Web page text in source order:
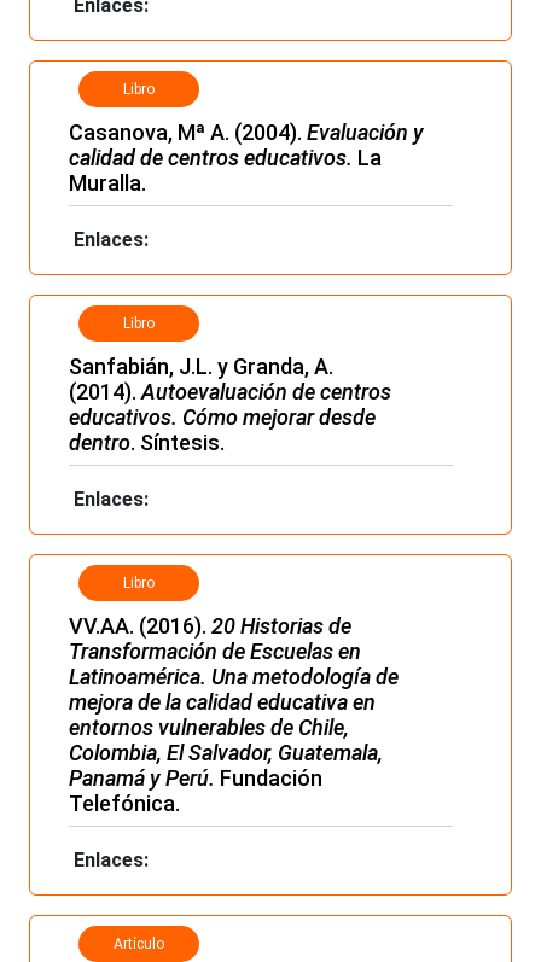
Enlaces:
Libro
Casanova, Mª A. (2004). Evaluación y
calidad de centros educativos. La
Muralla.
Enlaces:
Libro
Sanfabián, J.L. y Granda, A.
(2014).Autoevaluación de centros
educativos. Cómo mejorar desde
dentro. Síntesis.
Enlaces:
Libro
VV.AA. (2016). 20 Historias de
Transformación de Escuelas en
Latinoamérica. Una metodología de
mejora de la calidad educativa en
entornos vulnerables de Chile,
Colombia, El Salvador, Guatemala,
Panamá y Perú. Fundación
Telefónica.
Enlaces:
Artículo